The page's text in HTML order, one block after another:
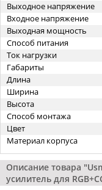
Выходное напряжение
Входное напряжение
Выходная мощность
Способ питания
Ток нагрузки
Габариты
Длина
Ширина
Высота
Способ монтажа
Цвет
Материал корпуса
Описание товара
усилитель для